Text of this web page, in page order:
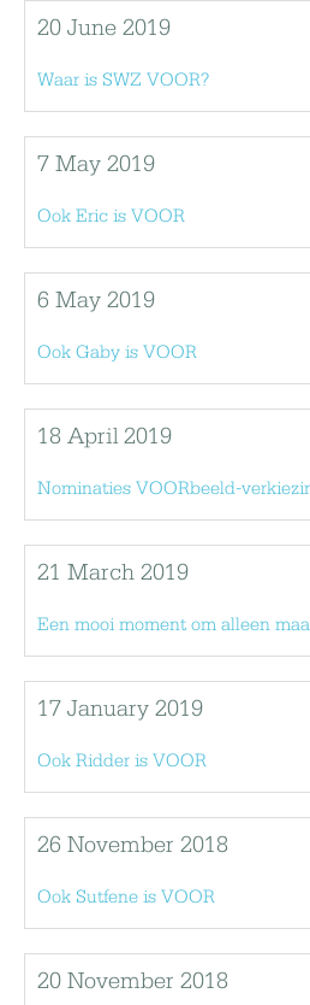
20 June 2019
Waar is SWZ VOOR?
7 May 2019
Ook Eric is VOOR
6 May 2019
Ook Gaby is VOOR
18 April 2019
Nominaties VOORbeeld-
21 March 2019
Een mooi moment om alleen
17 January 2019
Ook Ridder is VOOR
26 November 2018
Ook Sutfene is VOOR
20 November 2018